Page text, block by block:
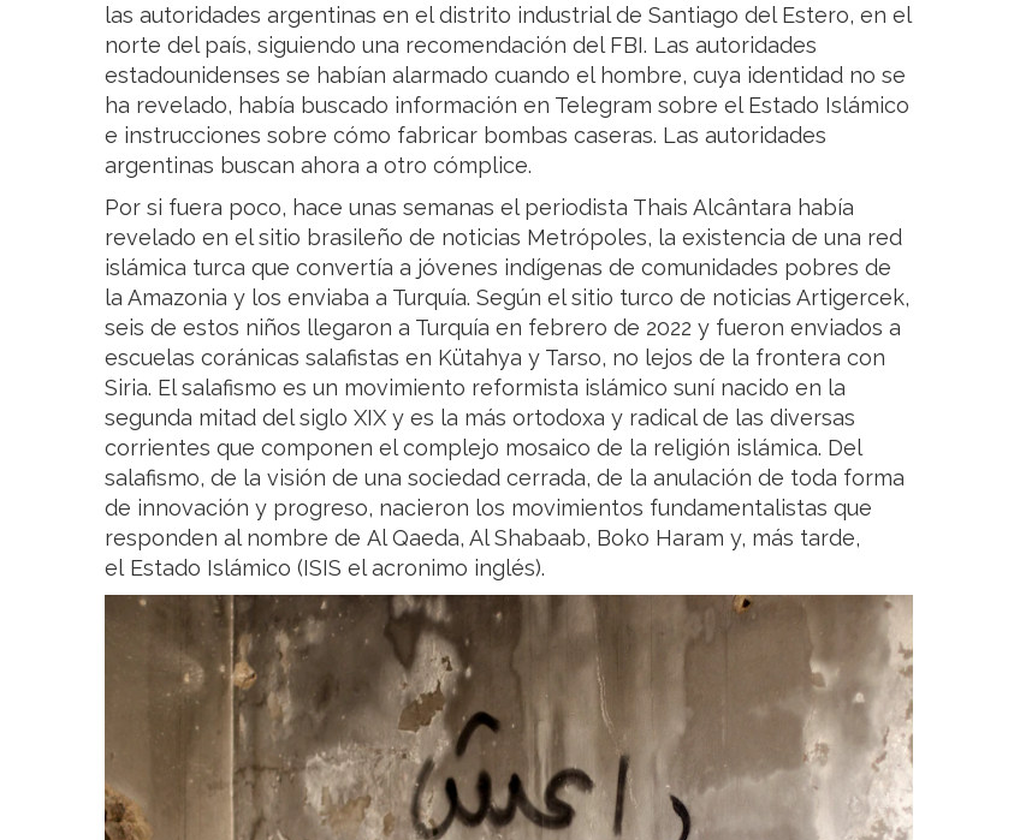
las autoridades argentinas en el distrito industrial de Santiago del Estero, en el
norte del país, siguiendo una recomendación del FBI. Las autoridades
estadounidenses se habían alarmado cuando el hombre, cuya identidad no se
ha revelado, había buscado información en Telegram sobre el Estado Islámico
e instrucciones sobre cómo fabricar bombas caseras. Las autoridades
argentinas buscan ahora a otro cómplice.
Por si fuera poco, hace unas semanas el periodista Thais Alcântara había
revelado en el sitio brasileño de noticias Metrópoles, la existencia de una red
islámica turca que convertía a jóvenes indígenas de comunidades pobres de
la Amazonia y los enviaba a Turquía. Según el sitio turco de noticias Artigercek,
seis de estos niños llegaron a Turquía en febrero de 2022 y fueron enviados a
escuelas coránicas salafistas en Kütahya y Tarso, no lejos de la frontera con
Siria. El salafismo es un movimiento reformista islámico suní nacido en la
segunda mitad del siglo XIX y es la más ortodoxa y radical de las diversas
corrientes que componen el complejo mosaico de la religión islámica. Del
salafismo, de la visión de una sociedad cerrada, de la anulación de toda forma
de innovación y progreso, nacieron los movimientos fundamentalistas que
responden al nombre de Al Qaeda, Al Shabaab, Boko Haram y, más tarde,
el Estado Islámico (ISIS el acronimo inglés).